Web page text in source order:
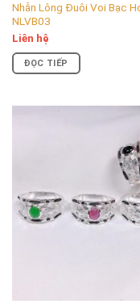
Mẫu nhẫn thích hợp
Nhẫn Lông Đuôi Voi Bạc
NLVB03
Liên hệ
ĐỌC TIẾP